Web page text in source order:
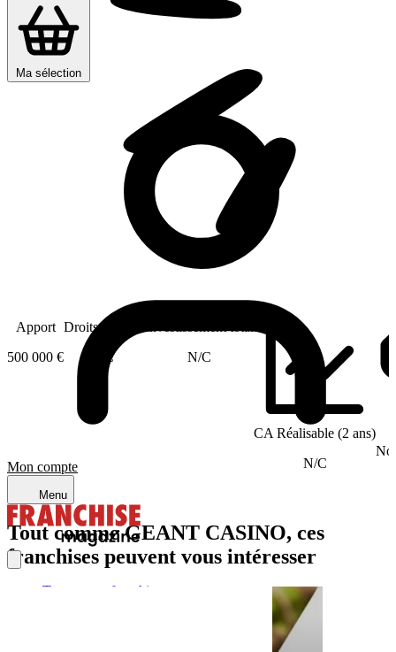
Ma sélection
Mon compte
Menu
Trouver ma franchise
Apport
500 000 €
Droits d'entrée
0 €
N/C
CA Réalisable (2 ans)
N/C
Tout comme GEANT CASINO, ces
franchises peuvent vous intéresser